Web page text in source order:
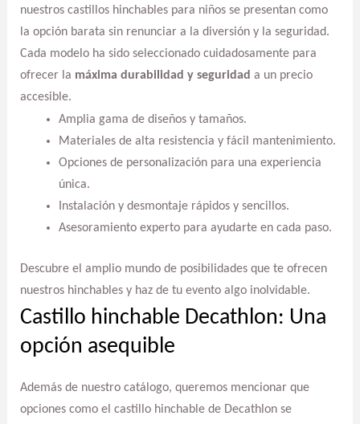
nuestros castillos hinchables para niños se presentan como
la opción barata sin renunciar a la diversión y la seguridad.
Cada modelo ha sido seleccionado cuidadosamente para
ofrecer la máxima durabilidad y seguridad a un precio
accesible.
Amplia gama de diseños y tamaños.
Materiales de alta resistencia y fácil mantenimiento.
Opciones de personalización para una experiencia
única.
Instalación y desmontaje rápidos y sencillos.
Asesoramiento experto para ayudarte en cada paso.
Descubre el amplio mundo de posibilidades que te ofrecen
nuestros hinchables y haz de tu evento algo inolvidable.
Castillo hinchable Decathlon: Una
opción asequible
Además de nuestro catálogo, queremos mencionar que
opciones como el castillo hinchable de Decathlon se